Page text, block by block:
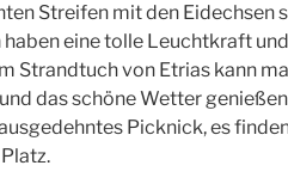
Streifen mit den Eidechsen
haben eine tolle Leuchtkraft
Strandtuch von Etrias kann
das schöne Wetter
Picknick, es